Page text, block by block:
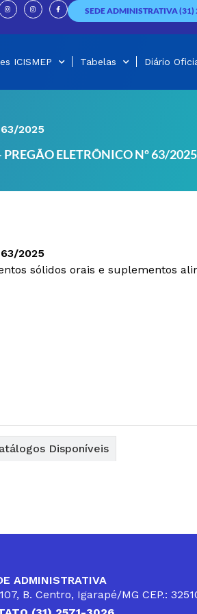
I
n
s
t
g
I
n
s
t
g
F
a
c
e
o
SEDE ADMINISTRATIVA
ICISMEP Tabelas Diário
63/2025
ELETRÔNICO Nº 63/2025
63/2025
sólidos orais e suplementos
Disponíveis
ADMINISTRATIVA
B. Centro, Igarapé/MG CEP.: